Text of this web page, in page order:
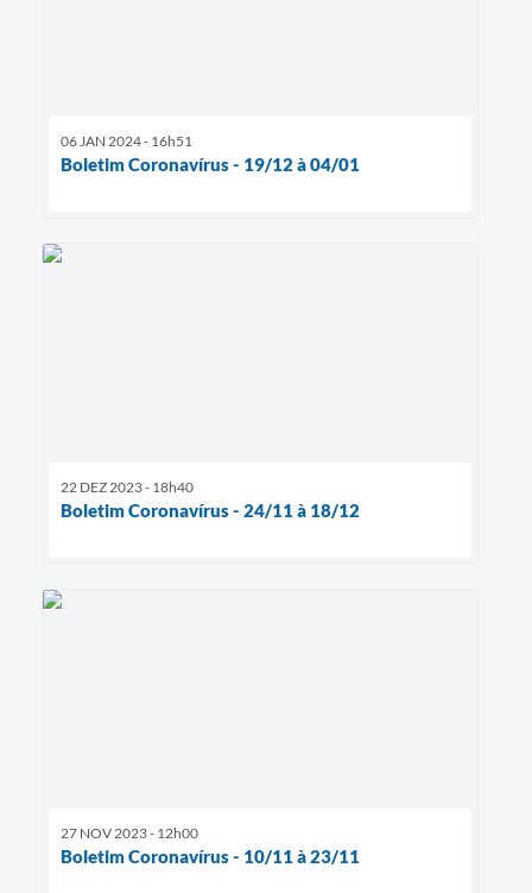
06 JAN 2024 - 16h51
Boletim Coronavírus - 19/12 à 04/01
22 DEZ 2023 - 18h40
Boletim Coronavírus - 24/11 à 18/12
27 NOV 2023 - 12h00
Boletim Coronavírus - 10/11 à 23/11